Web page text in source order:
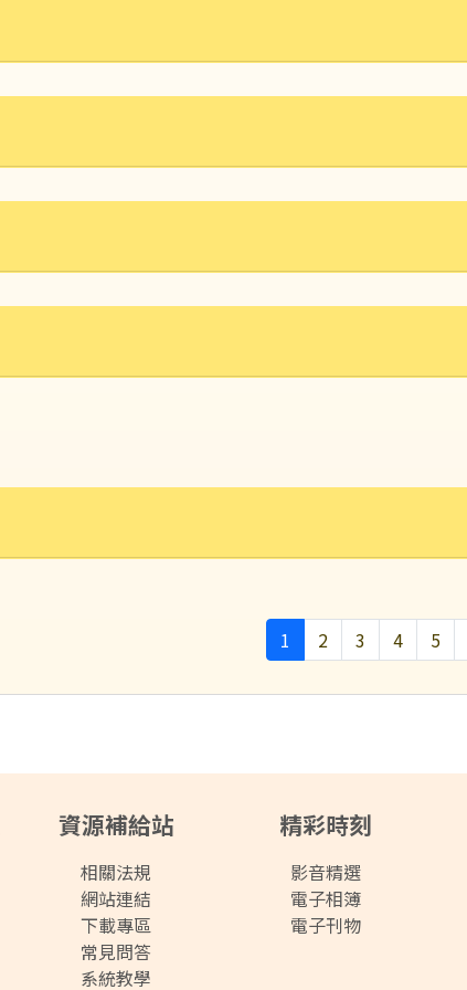
1 2 3 4 5
資源補給站
相關法規
網站連結
下載專區
常見問答
系統教學
精彩時刻
影音精選
電子相簿
電子刊物